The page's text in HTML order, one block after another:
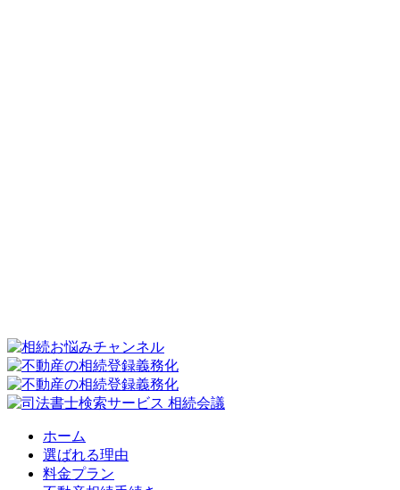
ホーム
選ばれる理由
料金プラン